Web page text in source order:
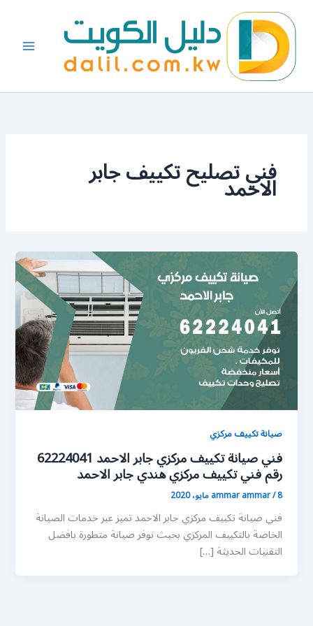
المحتوى
فني تصليح تكييف جابر
الاحمد
صيانة تكييف مركزي
فني صيانة تكييف مركزي جابر الاحمد 62224041
رقم فني تكييف مركزي هندي جابر الاحمد
ammar ammar/8 مايو، 2020
فني صيانة تكييف مركزي جابر الاحمد تميز عبر خدمات الصيانة
الخاصة بالتكييف المركزي بحيث نوفر صيانة متطورة بافضل
التقنيات الحديثة […]